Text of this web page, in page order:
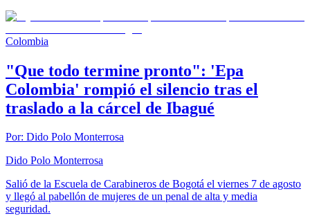
Colombia
"Que todo termine pronto": 'Epa
Colombia' rompió el silencio tras el
traslado a la cárcel de Ibagué
Por: Dido Polo Monterrosa
Dido Polo Monterrosa
Salió de la Escuela de Carabineros de Bogotá el viernes 7 de agosto
y llegó al pabellón de mujeres de un penal de alta y media
seguridad.